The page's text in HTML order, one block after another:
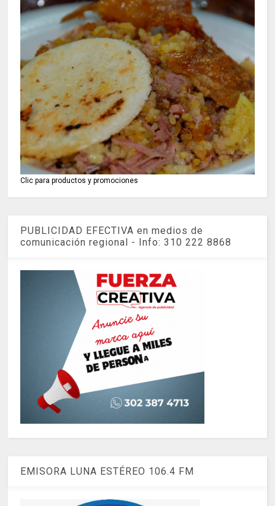
Clic para productos y promociones
PUBLICIDAD EFECTIVA en medios de
comunicación regional - Info: 310 222 8868
EMISORA LUNA ESTÉREO 106.4 FM